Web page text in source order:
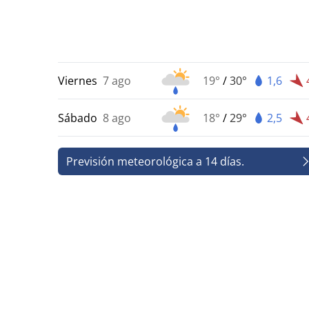
Viernes 7 ago 19° /30° 1,6
Sábado 8 ago 18° /29° 2,5
Previsión meteorológica a 14 días.